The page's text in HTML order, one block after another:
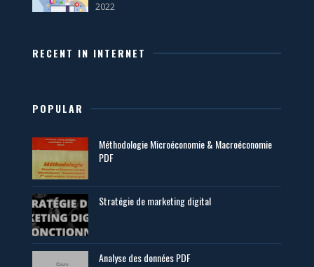
2022
RECENT IN INTERNET
POPULAR
Méthodologie Microéconomie & Macroéconomie
PDF
Stratégie de marketing digital
Analyse des données PDF